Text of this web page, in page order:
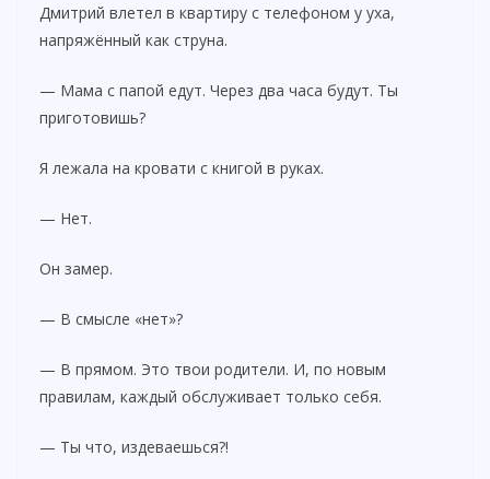
Дмитрий влетел в квартиру с телефоном у уха,
напряжённый как струна.
— Мама с папой едут. Через два часа будут. Ты
приготовишь?
Я лежала на кровати с книгой в руках.
— Нет.
Он замер.
— В смысле «нет»?
— В прямом. Это твои родители. И, по новым
правилам, каждый обслуживает только себя.
— Ты что, издеваешься?!